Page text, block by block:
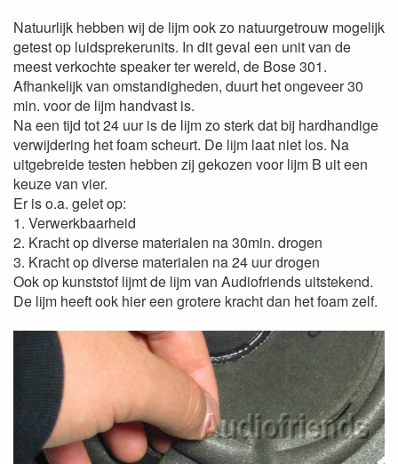
Natuurlijk hebben wij de lijm ook zo natuurgetrouw mogelijk
getest op luidsprekerunits. In dit geval een unit van de
meest verkochte speaker ter wereld, de Bose 301.
Afhankelijk van omstandigheden, duurt het ongeveer 30
min. voor de lijm handvast is.
Na een tijd tot 24 uur is de lijm zo sterk dat bij hardhandige
verwijdering het foam scheurt. De lijm laat niet los. Na
uitgebreide testen hebben zij gekozen voor lijm B uit een
keuze van vier.
Er is o.a. gelet op:
1. Verwerkbaarheid
2. Kracht op diverse materialen na 30min. drogen
3. Kracht op diverse materialen na 24 uur drogen
Ook op kunststof lijmt de lijm van Audiofriends uitstekend.
De lijm heeft ook hier een grotere kracht dan het foam zelf.